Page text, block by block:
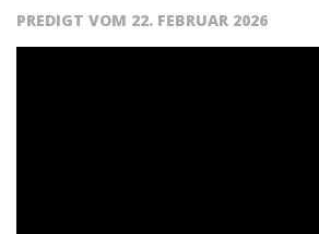
PREDIGT VOM 22. FEBRUAR 2026